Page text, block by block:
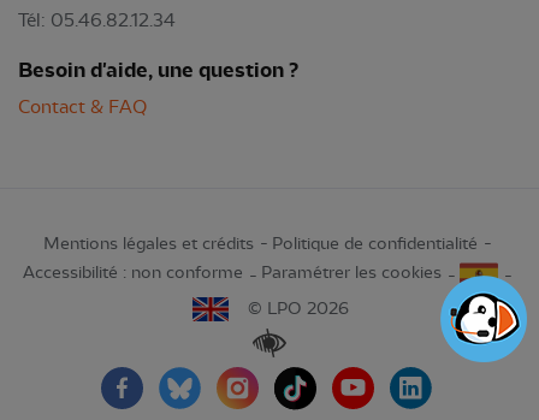
Tél: 05.46.82.12.34
Besoin d'aide, une question ?
Contact & FAQ
Mentions légales et crédits
Politique de confidentialité
Accessibilité : non conforme
Paramétrer les cookies
© LPO 2026
Renforcer les contrastes